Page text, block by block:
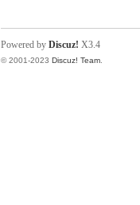
Powered by Discuz! X3.4
© 2001-2023 Discuz! Team